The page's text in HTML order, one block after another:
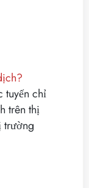
tuyến chỉ
trên thị
trường